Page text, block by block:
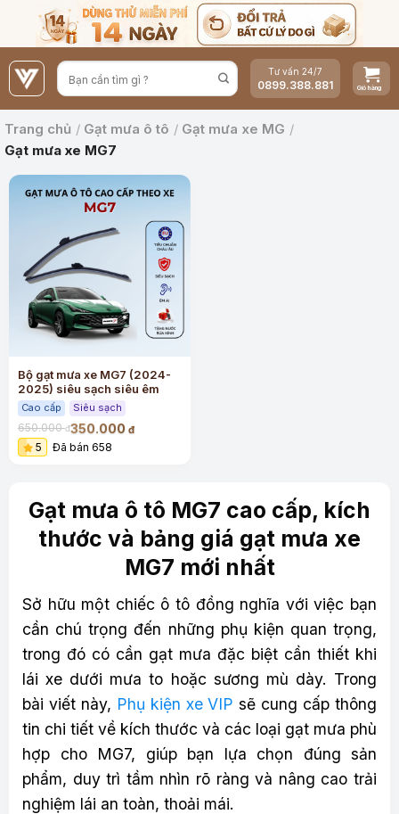
nội
dung
Tư vấn 24/7
0899.388.881
Trang chủ / Gạt mưa ô tô / Gạt mưa xe MG /
Gạt mưa xe MG7
Bộ gạt mưa xe MG7 (2024-
2025) siêu sạch siêu êm
Cao cấp Siêu sạch
650.000đ350.000 đ
5 Đã bán 658
Gạt mưa ô tô MG7 cao cấp, kích
thước và bảng giá gạt mưa xe
MG7 mới nhất
Sở hữu một chiếc ô tô đồng nghĩa với việc bạn
cần chú trọng đến những phụ kiện quan trọng,
trong đó có cần gạt mưa đặc biệt cần thiết khi
lái xe dưới mưa to hoặc sương mù dày. Trong
bài viết này, Phụ kiện xe VIP sẽ cung cấp thông
tin chi tiết về kích thước và các loại gạt mưa phù
hợp cho MG7, giúp bạn lựa chọn đúng sản
phẩm, duy trì tầm nhìn rõ ràng và nâng cao trải
nghiệm lái an toàn, thoải mái.